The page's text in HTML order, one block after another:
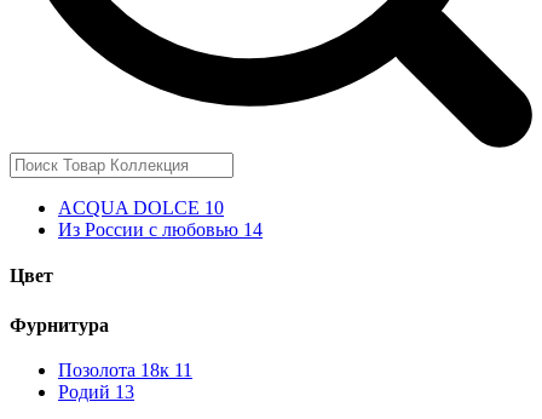
ACQUA DOLCE 10
Из России с любовью 14
Цвет
Фурнитура
Позолота 18к 11
Родий 13